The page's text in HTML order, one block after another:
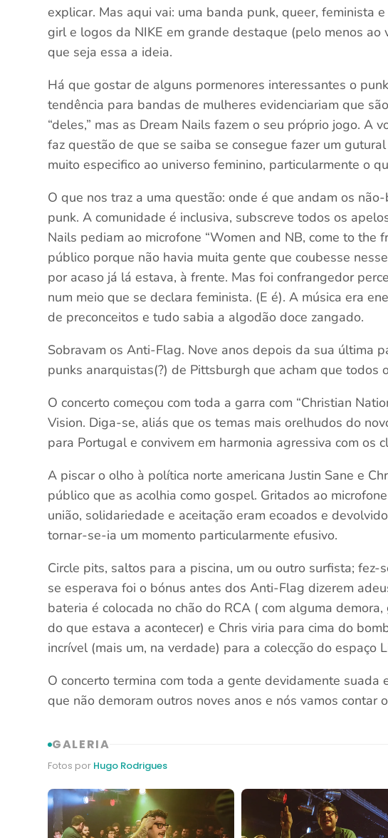
explicar. Mas aqui vai: uma banda punk, queer, feminista
girl e logos da NIKE em grande destaque (pelo menos ao
que seja essa a ideia.
Há que gostar de alguns pormenores interessantes o
tendência para bandas de mulheres evidenciariam que
“deles,” mas as Dream Nails fazem o seu próprio jogo. A
faz questão de que se saiba se consegue fazer um
muito especifico ao universo feminino, particularmente o
O que nos traz a uma questão: onde é que andam os
punk. A comunidade é inclusiva, subscreve todos os
Nails pediam ao microfone “Women and NB, come to the
público porque não havia muita gente que coubesse
por acaso já lá estava, à frente. Mas foi confrangedor
num meio que se declara feminista. (E é). A música era
de preconceitos e tudo sabia a algodão doce zangado.
Sobravam os Anti-Flag. Nove anos depois da sua última
punks anarquistas(?) de Pittsburgh que acham que todos
O concerto começou com toda a garra com “Christian
Vision. Diga-se, aliás que os temas mais orelhudos do
para Portugal e convivem em harmonia agressiva com os
A piscar o olho à política norte americana Justin Sane e
público que as acolhia como gospel. Gritados ao
união, solidariedade e aceitação eram ecoados e
tornar-se-ia um momento particularmente efusivo.
Circle pits, saltos para a piscina, um ou outro surfista;
se esperava foi o bónus antes dos Anti-Flag dizerem
bateria é colocada no chão do RCA ( com alguma
do que estava a acontecer) e Chris viria para cima do
incrível (mais um, na verdade) para a colecção do espaço
O concerto termina com toda a gente devidamente
que não demoram outros noves anos e nós vamos contar
GALERIA
Fotos por Hugo Rodrigues